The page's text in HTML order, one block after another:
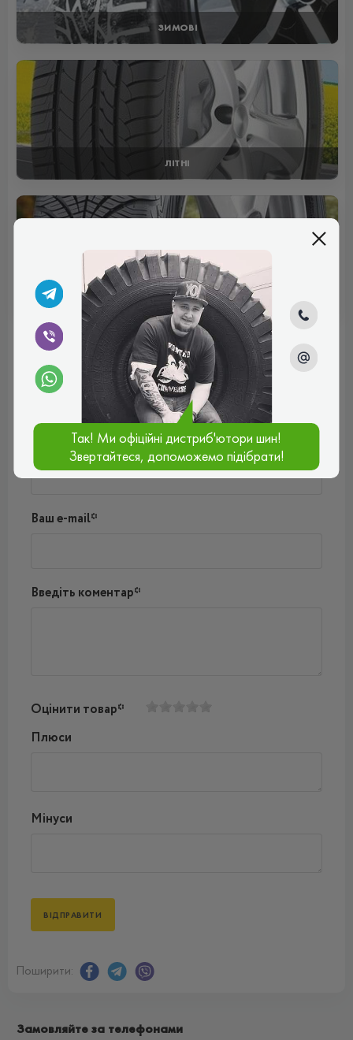
ЗИМОВІ
ЛІТНІ
ВСЕСЕЗОННІ
Відгуки (0)
Поки немає коментарів
Написати коментар
Ваш e-mail*
Введіть коментар*
Оцінити товар*
Плюси
Мінуси
Поширити:
Замовляйте за телефонами
Так! Ми офіційні дистриб'ютори шин!
Звертайтеся, допоможемо підібрати!